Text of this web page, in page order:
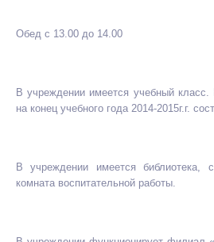
Обед с 13.00 до 14.00
В учреждении имеется учебный
на конец учебного года 2014-2015г.г.
В учреждении имеется библиотека,
комната воспитательной работы.